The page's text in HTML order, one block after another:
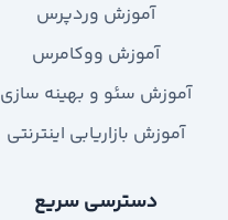
آموزش وردپرس
آموزش ووکامرس
آموزش سئو و بهینه سازی
آموزش بازاریابی اینترنتی
دسترسی سریع